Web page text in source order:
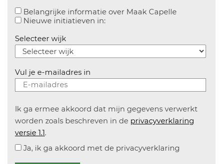
Belangrijke informatie over Maak CapelleAanvinken
Nieuwe initiatieven in:Aanvinken om informatie over
Selecteer wijk
Vul je e-mailadres in
Ik ga ermee akkoord dat mijn gegevens verwerkt
worden zoals beschreven in de privacyverklaring
versie 1.1.
Ja, ik ga akkoord met de privacyverklaring